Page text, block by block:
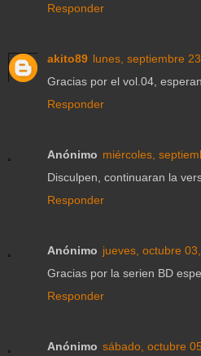
Responder
akito89 lunes, septiembre
Gracias por el vol.04,
Responder
Anónimo miércoles,
Disculpen, continuaran la
Responder
Anónimo jueves, octubre
Gracias por la serien BD
Responder
Anónimo sábado, octubre